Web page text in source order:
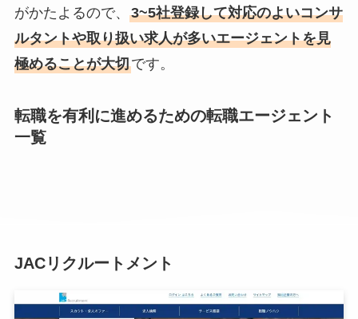
がかたよるので、 3~5社登録して対応のよいコンサ
ルタントや取り扱い求人が多いエージェントを見
極めることが大切です。
転職を有利に進めるための転職エージェント
一覧
JACリクルートメント